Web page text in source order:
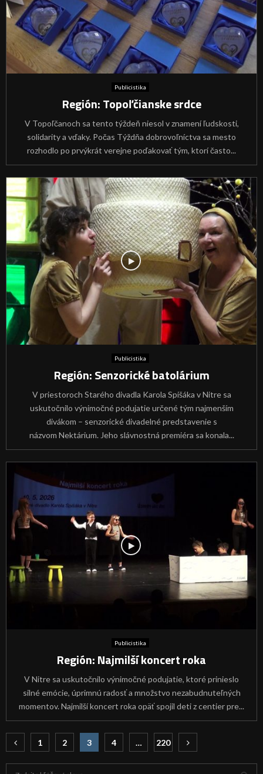
Publicistika
Región: Topoľčianske srdce
V Topoľčanoch sa tento týždeň niesol v znamení ľudskosti,
solidarity a vďaky. Počas Týždňa dobrovoľníctva sa mesto
rozhodlo po prvýkrát verejne poďakovať tým, ktorí často...
Publicistika
Región: Senzorické batolárium
V priestoroch Starého divadla Karola Spišáka v Nitre sa
uskutočnilo výnimočné podujatie určené tým najmenším
divákom – senzorické divadelné predstavenie s
názvom Nektárium. Jeho slávnostná premiéra sa konala...
Publicistika
Región: Najmilší koncert roka
V Nitre sa uskutočnilo výnimočné podujatie, ktoré prinieslo
silné emócie, úprimnú radosť a množstvo nezabudnuteľných
momentov. Najmilší koncert roka opäť spojil deti z centier pre...
Navigácia
v
1 2 3 4 … 220